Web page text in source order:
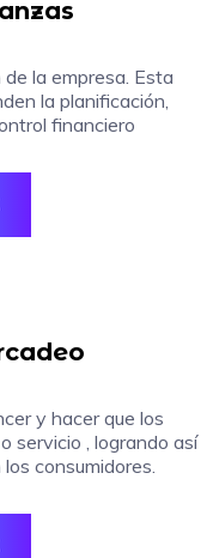
la empresa. Esta
la planificación,
financiero
y hacer que los
servicio , logrando así
consumidores.